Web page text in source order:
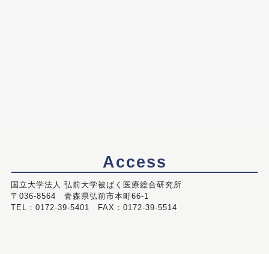
Access
国立大学法人 弘前大学被ばく医療総合研究所
〒036-8564 青森県弘前市本町66-1
TEL：0172-39-5401 FAX：0172-39-5514